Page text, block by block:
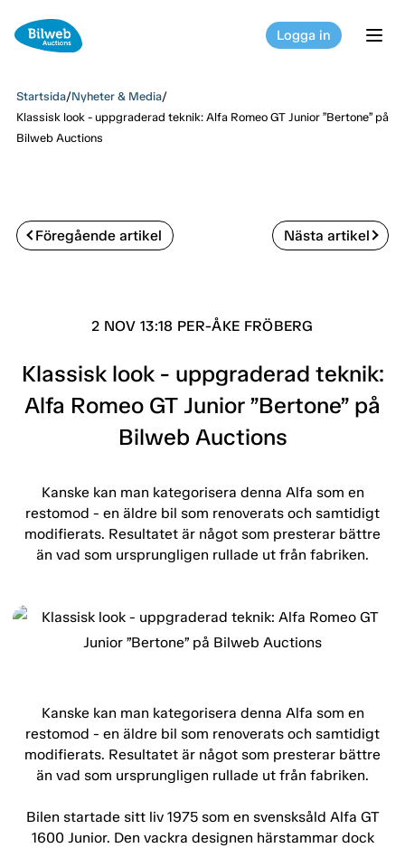
Logga in
Startsida/Nyheter & Media/
Klassisk look - uppgraderad teknik: Alfa Romeo GT Junior ”Bertone” på
Bilweb Auctions
Föregående artikel Nästa artikel
2 NOV 13:18 PER-ÅKE FRÖBERG
Klassisk look - uppgraderad teknik:
Alfa Romeo GT Junior ”Bertone” på
Bilweb Auctions
Kanske kan man kategorisera denna Alfa som en
restomod - en äldre bil som renoverats och samtidigt
modifierats. Resultatet är något som presterar bättre
än vad som ursprungligen rullade ut från fabriken.
Kanske kan man kategorisera denna Alfa som en
restomod - en äldre bil som renoverats och samtidigt
modifierats. Resultatet är något som presterar bättre
än vad som ursprungligen rullade ut från fabriken.
Bilen startade sitt liv 1975 som en svensksåld Alfa GT
1600 Junior. Den vackra designen härstammar dock